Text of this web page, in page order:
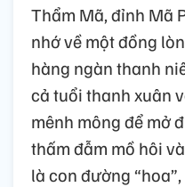
Thẩm Mã, đỉnh Mã
nhớ về một đồng
hàng ngàn thanh
cả tuổi thanh xuân
mênh mông để mở
thấm đẫm mồ hôi
là con đường